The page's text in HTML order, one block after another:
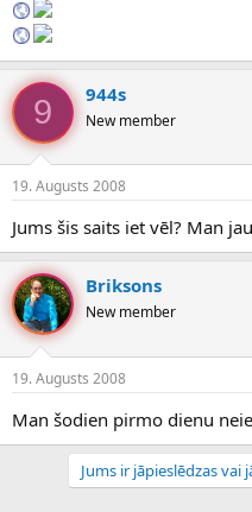
9 944s
New member
19. Augusts 2008
Jums šis saits iet vēl? Man
Briksons
New member
19. Augusts 2008
Man šodien pirmo dienu
Jums ir jāpieslēdzas